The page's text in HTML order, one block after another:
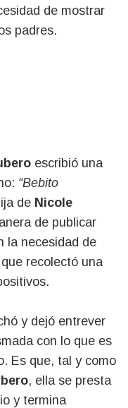
de mostrar
padres.
escribió una
“Bebito
de Nicole
de publicar
la necesidad de
recolectó una
y dejó entrever
con lo que es
Es que, tal y como
, ella se presta
y termina